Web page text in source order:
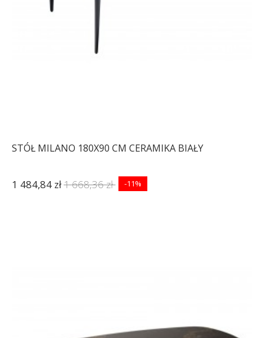
STÓŁ MILANO 180X90 CM CERAMIKA BIAŁY
1 484,84 zł1 668,36 zł -11%